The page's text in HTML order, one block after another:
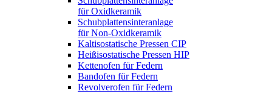
für Oxidkeramik
Schubplattensinteranlage
für Non-Oxidkeramik
Kaltisostatische Pressen CIP
Heißisostatische Pressen HIP
Kettenofen für Federn
Bandofen für Federn
Revolverofen für Federn